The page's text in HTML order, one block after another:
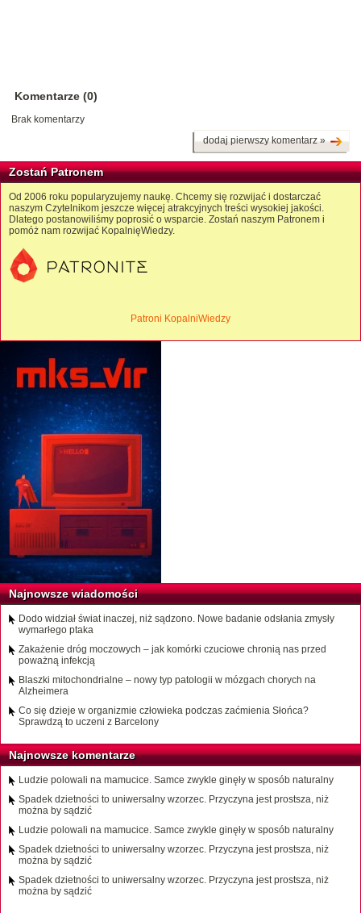
Komentarze (0)
Brak komentarzy
dodaj pierwszy komentarz »
Zostań Patronem
Od 2006 roku popularyzujemy naukę. Chcemy się rozwijać i dostarczać
naszym Czytelnikom jeszcze więcej atrakcyjnych treści wysokiej jakości.
Dlatego postanowiliśmy poprosić o wsparcie. Zostań naszym Patronem i
pomóż nam rozwijać KopalnięWiedzy.
Patroni KopalniWiedzy
Najnowsze wiadomości
Dodo widział świat inaczej, niż sądzono. Nowe badanie odsłania zmysły
wymarłego ptaka
Zakażenie dróg moczowych – jak komórki czuciowe chronią nas przed
poważną infekcją
Blaszki mitochondrialne – nowy typ patologii w mózgach chorych na
Alzheimera
Co się dzieje w organizmie człowieka podczas zaćmienia Słońca?
Sprawdzą to uczeni z Barcelony
Najnowsze komentarze
Ludzie polowali na mamucice. Samce zwykle ginęły w sposób naturalny
Spadek dzietności to uniwersalny wzorzec. Przyczyna jest prostsza, niż
można by sądzić
Ludzie polowali na mamucice. Samce zwykle ginęły w sposób naturalny
Spadek dzietności to uniwersalny wzorzec. Przyczyna jest prostsza, niż
można by sądzić
Spadek dzietności to uniwersalny wzorzec. Przyczyna jest prostsza, niż
można by sądzić